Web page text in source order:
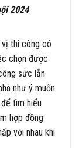
2024
vị thi công có
chọn được
sức lẫn
như ý muốn
tìm hiểu
hợp đồng
với nhau khi